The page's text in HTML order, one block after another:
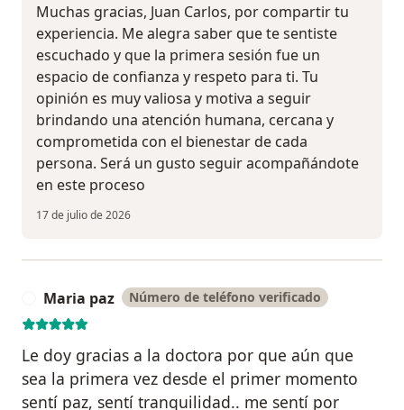
Muchas gracias, Juan Carlos, por compartir tu
experiencia. Me alegra saber que te sentiste
escuchado y que la primera sesión fue un
espacio de confianza y respeto para ti. Tu
opinión es muy valiosa y motiva a seguir
brindando una atención humana, cercana y
comprometida con el bienestar de cada
persona. Será un gusto seguir acompañándote
en este proceso
17 de julio de 2026
Maria paz Número de teléfono verificado
Le doy gracias a la doctora por que aún que
sea la primera vez desde el primer momento
sentí paz, sentí tranquilidad.. me sentí por